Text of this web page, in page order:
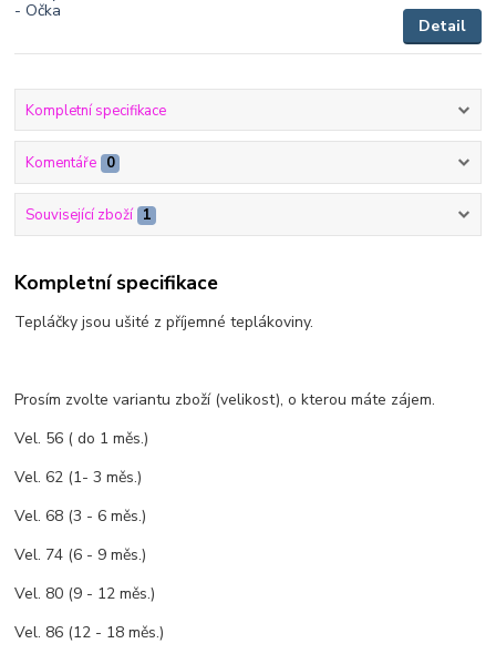
Detail
Kompletní specifikace
Komentáře 0
Související zboží 1
Kompletní specifikace
Tepláčky jsou ušité z příjemné teplákoviny.
Prosím zvolte variantu zboží (velikost), o kterou máte zájem.
Vel. 56 ( do 1 měs.)
Vel. 62 (1- 3 měs.)
Vel. 68 (3 - 6 měs.)
Vel. 74 (6 - 9 měs.)
Vel. 80 (9 - 12 měs.)
Vel. 86 (12 - 18 měs.)